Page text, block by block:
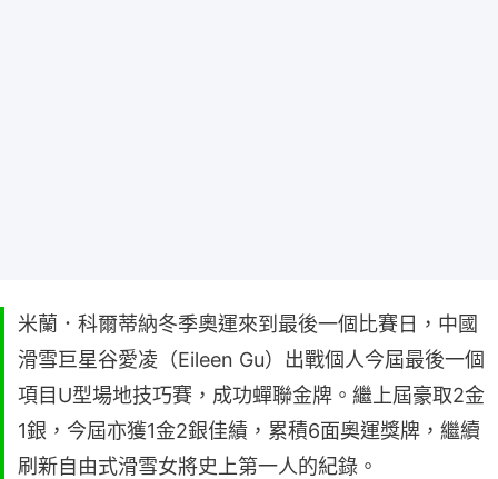
米蘭．科爾蒂納冬季奧運來到最後一個比賽日，中國
滑雪巨星谷愛凌（Eileen Gu）出戰個人今屆最後一個
項目U型場地技巧賽，成功蟬聯金牌。繼上屆豪取2金
1銀，今屆亦獲1金2銀佳績，累積6面奧運獎牌，繼續
刷新自由式滑雪女將史上第一人的紀錄。